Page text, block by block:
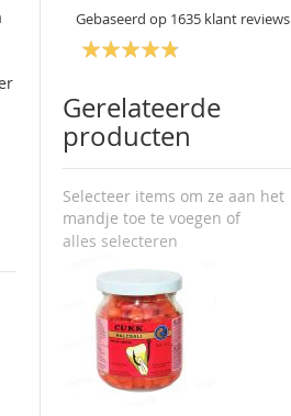
Gebaseerd op 1635 klant reviews
Gerelateerde
producten
Selecteer items om ze aan het
mandje toe te voegen of
alles selecteren